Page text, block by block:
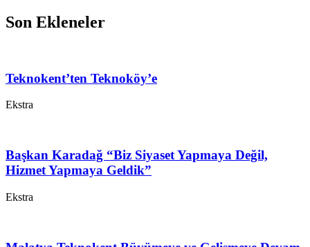
Son Ekleneler
Teknokent’ten Teknoköy’e
Ekstra
Başkan Karadağ “Biz Siyaset Yapmaya Değil,
Hizmet Yapmaya Geldik”
Ekstra